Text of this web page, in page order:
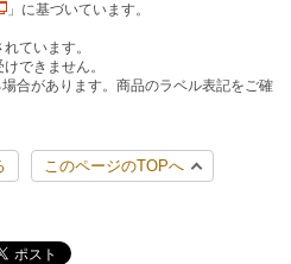
）
」に基づいています。
ています。
できません。
合があります。商品のラベル表記をご確
このページのTOPへ